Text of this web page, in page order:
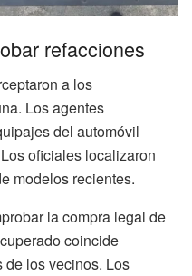
refacciones
a los
Los agentes
del automóvil
oficiales localizaron
modelos recientes.
la compra legal de
coincide
de los vecinos. Los